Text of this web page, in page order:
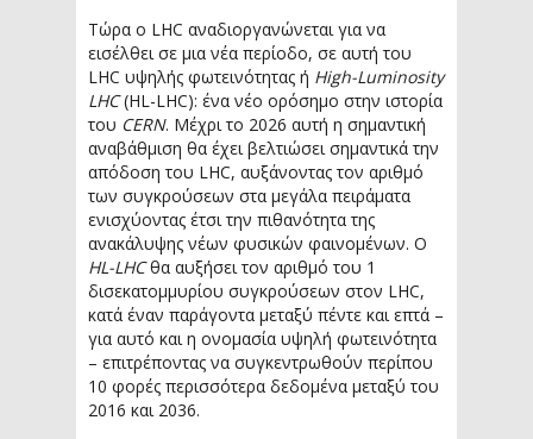
Τώρα ο LHC αναδιοργανώνεται για να
εισέλθει σε μια νέα περίοδο, σε αυτή του
LHC υψηλής φωτεινότητας ή High-Luminosity
LHC(HL-LHC): ένα νέο ορόσημο στην ιστορία
του CERN. Μέχρι το 2026 αυτή η σημαντική
αναβάθμιση θα έχει βελτιώσει σημαντικά την
απόδοση του LHC, αυξάνοντας τον αριθμό
των συγκρούσεων στα μεγάλα πειράματα
ενισχύοντας έτσι την πιθανότητα της
ανακάλυψης νέων φυσικών φαινομένων. Ο
HL-LHCθα αυξήσει τον αριθμό του 1
δισεκατομμυρίου συγκρούσεων στον LHC,
κατά έναν παράγοντα μεταξύ πέντε και επτά –
για αυτό και η ονομασία υψηλή φωτεινότητα
– επιτρέποντας να συγκεντρωθούν περίπου
10 φορές περισσότερα δεδομένα μεταξύ του
2016 και 2036.